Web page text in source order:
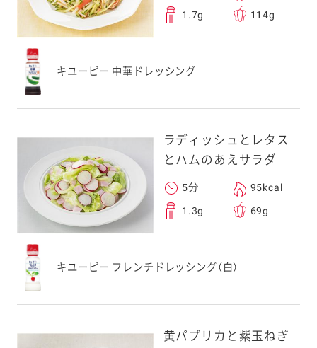
1.7g 114g
キユーピー 中華ドレッシング
ラディッシュとレタス
とハムのあえサラダ
5分 95kcal
1.3g 69g
キユーピー フレンチドレッシング（白）
黄パプリカと紫玉ねぎ